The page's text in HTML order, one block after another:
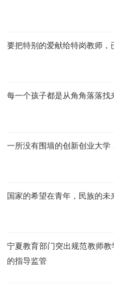
要把特别的爱献给特岗教师
每一个孩子都是从角角落落找
一所没有围墙的创新创业大学
国家的希望在青年，民族的未
宁夏教育部门突出规范教师
的指导监管